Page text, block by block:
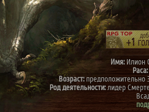
Имя:Илион
Раса:
Возраст:предположительно
Род деятельности:лидер